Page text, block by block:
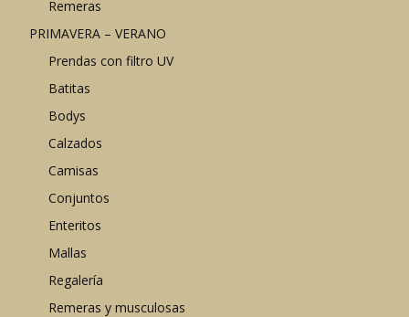
Remeras
PRIMAVERA – VERANO
Prendas con filtro UV
Batitas
Bodys
Calzados
Camisas
Conjuntos
Enteritos
Mallas
Regalería
Remeras y musculosas